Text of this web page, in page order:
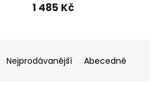
1 485 Kč
Nejprodávanější Abecedně